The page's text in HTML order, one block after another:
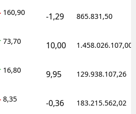
160,90 -1,29 865.831,50
73,70 10,00 1.458.026.107,00
16,80 9,95 129.938.107,26
8,35 -0,36 183.215.562,02